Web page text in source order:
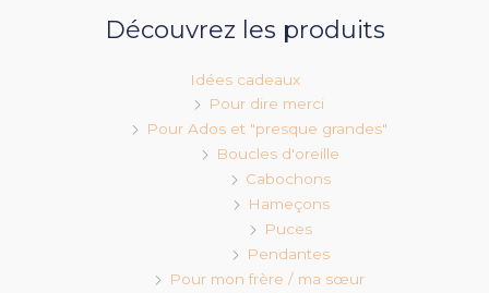
Découvrez les produits
Idées cadeaux
Pour dire merci
Pour Ados et "presque grandes"
Boucles d'oreille
Cabochons
Hameçons
Puces
Pendantes
Pour mon frère / ma sœur